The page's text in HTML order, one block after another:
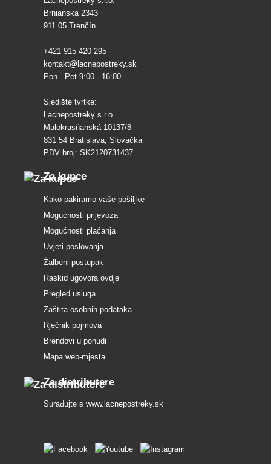
Brnianska 2343
911 05 Trenčín
+421 915 420 295
kontakt@lacnepostreky.sk
Pon - Pet 9:00 - 16:00
Sjedište tvrtke:
Lacnepostreky s.r.o.
Malokrasňanská 10137/8
831 54 Bratislava, Slovačka
PDV broj: SK2120731437
Za kupce
Kako pakiramo vaše pošiljke
Mogućnosti prijevoza
Mogućnosti plaćanja
Uvjeti poslovanja
Žalbeni postupak
Raskid ugovora ovdje
Pregled usluga
Zaštita osobnih podataka
Rječnik pojmova
Brendovi u ponudi
Mapa web-mjesta
Za distributere
Surađujte s www.lacnepostreky.sk